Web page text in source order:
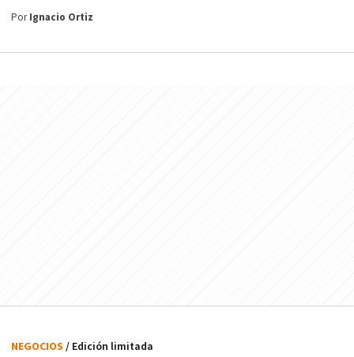
PorIgnacio Ortiz
NEGOCIOS / Edición limitada